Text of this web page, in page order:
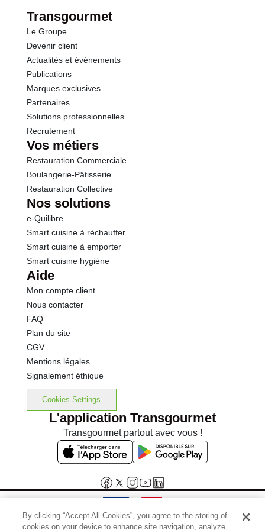
Protéines
Sel
Transgourmet
Le Groupe
Devenir client
Actualités et événements
Publications
Marques exclusives
Partenaires
Solutions professionnelles
Recrutement
Vos métiers
Restauration Commerciale
Boulangerie-Pâtisserie
Restauration Collective
Nos solutions
e-Quilibre
Smart cuisine à réchauffer
Smart cuisine à emporter
Smart cuisine hygiène
Aide
Mon compte client
Nous contacter
FAQ
Plan du site
CGV
Mentions légales
Signalement éthique
Cookies Settings
L'application Transgourmet
Transgourmet partout avec vous !
By clicking “Accept All Cookies”, you agree to the storing of
cookies on your device to enhance site navigation, analyze